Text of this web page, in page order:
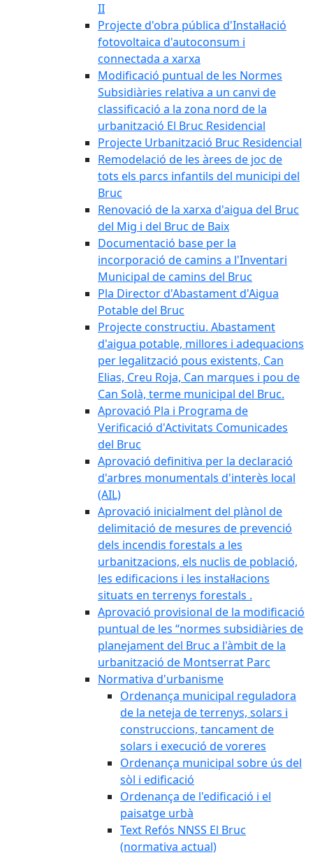
II
Projecte d'obra pública d'Instal·lació
fotovoltaica d'autoconsum i
connectada a xarxa
Modificació puntual de les Normes
Subsidiàries relativa a un canvi de
classificació a la zona nord de la
urbanització El Bruc Residencial
Projecte Urbanització Bruc Residencial
Remodelació de les àrees de joc de
tots els parcs infantils del municipi del
Bruc
Renovació de la xarxa d'aigua del Bruc
del Mig i del Bruc de Baix
Documentació base per la
incorporació de camins a l'Inventari
Municipal de camins del Bruc
Pla Director d'Abastament d'Aigua
Potable del Bruc
Projecte constructiu. Abastament
d'aigua potable, millores i adequacions
per legalització pous existents, Can
Elias, Creu Roja, Can marques i pou de
Can Solà, terme municipal del Bruc.
Aprovació Pla i Programa de
Verificació d'Activitats Comunicades
del Bruc
Aprovació definitiva per la declaració
d'arbres monumentals d'interès local
(AIL)
Aprovació inicialment del plànol de
delimitació de mesures de prevenció
dels incendis forestals a les
urbanitzacions, els nuclis de població,
les edificacions i les instal·lacions
situats en terrenys forestals .
Aprovació provisional de la modificació
puntual de les “normes subsidiàries de
planejament del Bruc a l'àmbit de la
urbanització de Montserrat Parc
Normativa d'urbanisme
Ordenança municipal reguladora
de la neteja de terrenys, solars i
construccions, tancament de
solars i execució de voreres
Ordenança municipal sobre ús del
sòl i edificació
Ordenança de l'edificació i el
paisatge urbà
Text Refós NNSS El Bruc
(normativa actual)